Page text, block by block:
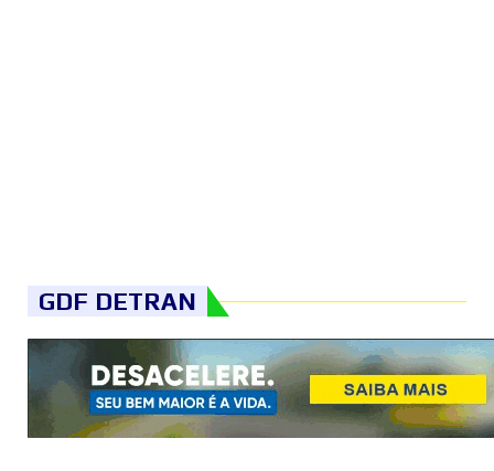
GDF DETRAN